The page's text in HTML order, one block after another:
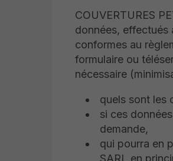
COUVERTURES
données, effectués
conformes au
formulaire ou
nécessaire
quels sont les
si ces
demande,
qui pourra en
SARL en